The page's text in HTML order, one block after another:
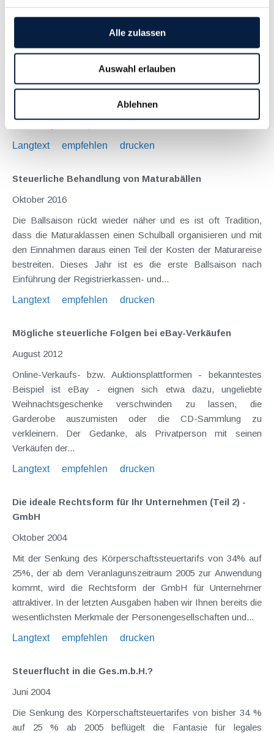
Alle zulassen
Auswahl erlauben
Ablehnen
Erwartete steuerliche Änderungen durch das neue
Januar 2018
Das neue Regierungsprogramm für den Zeitraum 2017 bis
2022 ist rund 180 Seiten stark und umfasst sehr allgemein
"Zukunft und Gesellschaft" oder auch "Standort und
Langtext
empfehlen drucken
Steuerliche Behandlung von Maturabällen
Oktober 2016
Die Ballsaison rückt wieder näher und es ist oft Tradition,
dass die Maturaklassen einen Schulball organisieren und mit
den Einnahmen daraus einen Teil der Kosten der Maturareise
bestreiten. Dieses Jahr ist es die erste Ballsaison nach
Einführung der Registrierkassen- und...
Langtext
empfehlen drucken
Mögliche steuerliche Folgen bei eBay-Verkäufen
August 2012
Online-Verkaufs- bzw. Auktionsplattformen - bekanntestes
Beispiel ist eBay - eignen sich etwa dazu, ungeliebte
Weihnachtsgeschenke verschwinden zu lassen, die
Garderobe auszumisten oder die CD-Sammlung zu
verkleinern. Der Gedanke, als Privatperson mit seinen
Verkäufen der...
Langtext
empfehlen drucken
Die ideale Rechtsform für Ihr Unternehmen (Teil 2) -
GmbH
Oktober 2004
Mit der Senkung des Körperschaftssteuertarifs von 34% auf
25%, der ab dem Veranlagunszeitraum 2005 zur Anwendung
kommt, wird die Rechtsform der GmbH für Unternehmer
attraktiver. In der letzten Ausgaben haben wir Ihnen bereits die
wesentlichsten Merkmale der Personengesellschaften und...
Langtext
empfehlen drucken
Steuerflucht in die Ges.m.b.H.?
Juni 2004
Die Senkung des Körperschaftsteuertarifes von bisher 34 %
auf 25 % ab 2005 beflügelt die Fantasie für legales